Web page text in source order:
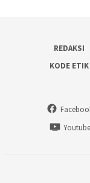
REDAKSI
KODE ETIK
Youtube